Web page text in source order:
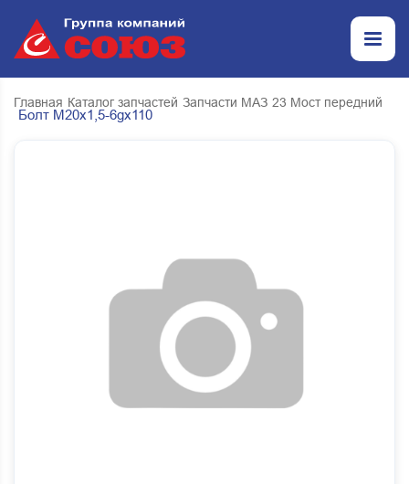
Главная Каталог запчастей Запчасти МАЗ 23 Мост передний
Болт М20х1,5-6gx110